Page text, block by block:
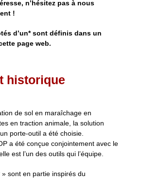
n’hésitez pas à nous
!
d’un* sont définis dans un
page web.
historique
de sol en maraîchage en
en traction animale, la solution
porte-outil a été choisie.
a été conçue conjointement avec le
est l’un des outils qui l’équipe.
sont en partie inspirés du